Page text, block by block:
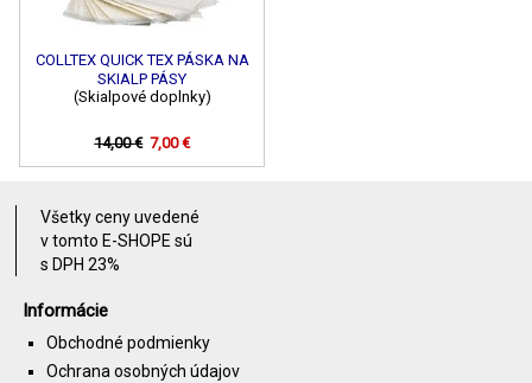
COLLTEX QUICK TEX PÁSKA NA
SKIALP PÁSY
(Skialpové doplnky)
14,00 € 7,00 €
Všetky ceny uvedené
v tomto E-SHOPE sú
s DPH 23%
Informácie
Obchodné podmienky
Ochrana osobných údajov